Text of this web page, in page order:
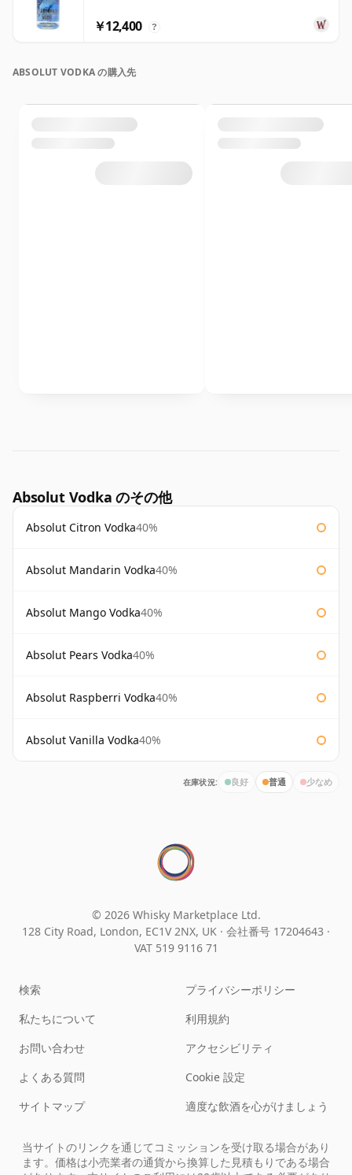
￥12,400 ?
ABSOLUT VODKA の購入先
Absolut Vodka のその他
Absolut Citron Vodka40%
Absolut Mandarin Vodka40%
Absolut Mango Vodka40%
Absolut Pears Vodka40%
Absolut Raspberri Vodka40%
Absolut Vanilla Vodka40%
在庫状況: 良好 普通 少なめ
© 2026 Whisky Marketplace Ltd.
128 City Road, London, EC1V 2NX, UK · 会社番号 17204643 ·
VAT 519 9116 71
検索
私たちについて
お問い合わせ
よくある質問
サイトマップ
プライバシーポリシー
利用規約
アクセシビリティ
Cookie 設定
適度な飲酒を心がけましょう
当サイトのリンクを通じてコミッションを受け取る場合があり
ます。価格は小売業者の通貨から換算した見積もりである場合